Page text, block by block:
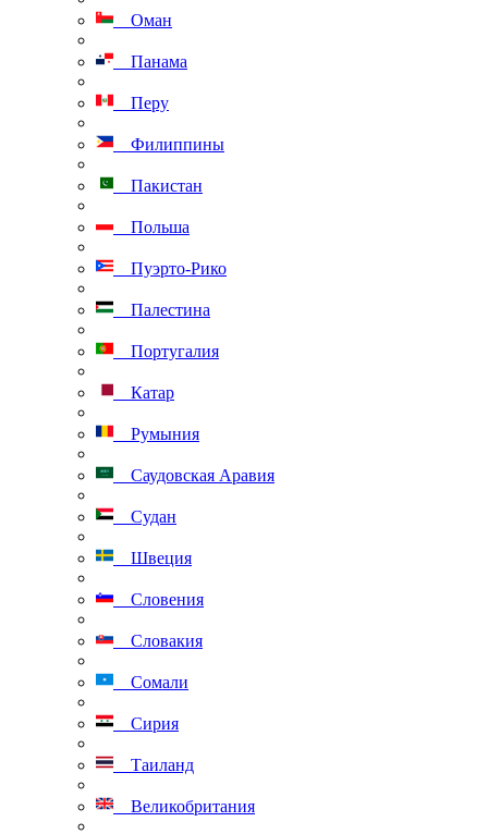
Оман
Панама
Перу
Филиппины
Пакистан
Польша
Пуэрто-Рико
Палестина
Португалия
Катар
Румыния
Саудовская Аравия
Судан
Швеция
Словения
Словакия
Сомали
Сирия
Таиланд
Великобритания